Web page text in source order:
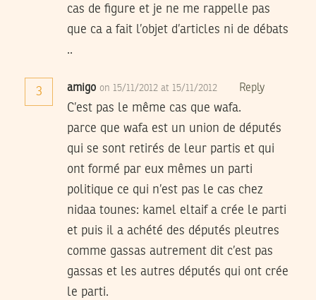
cas de figure et je ne me rappelle pas
que ca a fait l’objet d’articles ni de débats
..
3 amigo on 15/11/2012 at 15/11/2012 Reply
C’est pas le même cas que wafa.
parce que wafa est un union de députés
qui se sont retirés de leur partis et qui
ont formé par eux mêmes un parti
politique ce qui n’est pas le cas chez
nidaa tounes: kamel eltaif a crée le parti
et puis il a achété des députés pleutres
comme gassas autrement dit c’est pas
gassas et les autres députés qui ont crée
le parti.